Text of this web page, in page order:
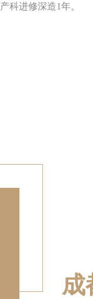
科进修深造1年。
成